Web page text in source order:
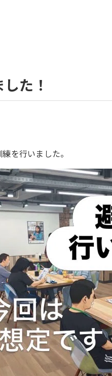
た！
を行いました。